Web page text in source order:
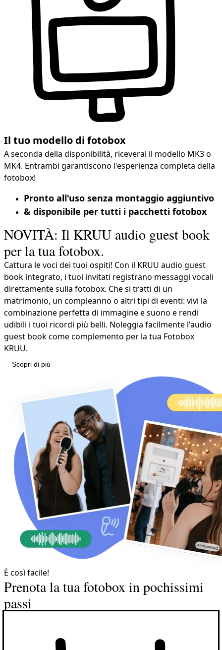
Il tuo modello di fotobox
A seconda della disponibilità, riceverai il modello MK3 o
MK4. Entrambi garantiscono l'esperienza completa della
fotobox!
Pronto all'uso senza montaggio aggiuntivo
& disponibile per tutti i pacchetti fotobox
NOVITÀ: Il KRUU audio guest book
per la tua fotobox.
Cattura le voci dei tuoi ospiti! Con il KRUU audio guest
book integrato, i tuoi invitati registrano messaggi vocali
direttamente sulla fotobox. Che si tratti di un
matrimonio, un compleanno o altri tipi di eventi: vivi la
combinazione perfetta di immagine e suono e rendi
udibili i tuoi ricordi più belli. Noleggia facilmente l'audio
guest book come complemento per la tua Fotobox
KRUU.
Scopri di più
È così facile!
Prenota la tua fotobox in pochissimi
passi